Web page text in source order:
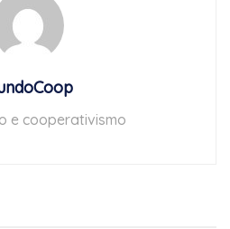
e cooperativismo